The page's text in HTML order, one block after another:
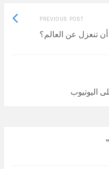
PREVIOUS POST
Previous
تنعزل عن العالم؟
”